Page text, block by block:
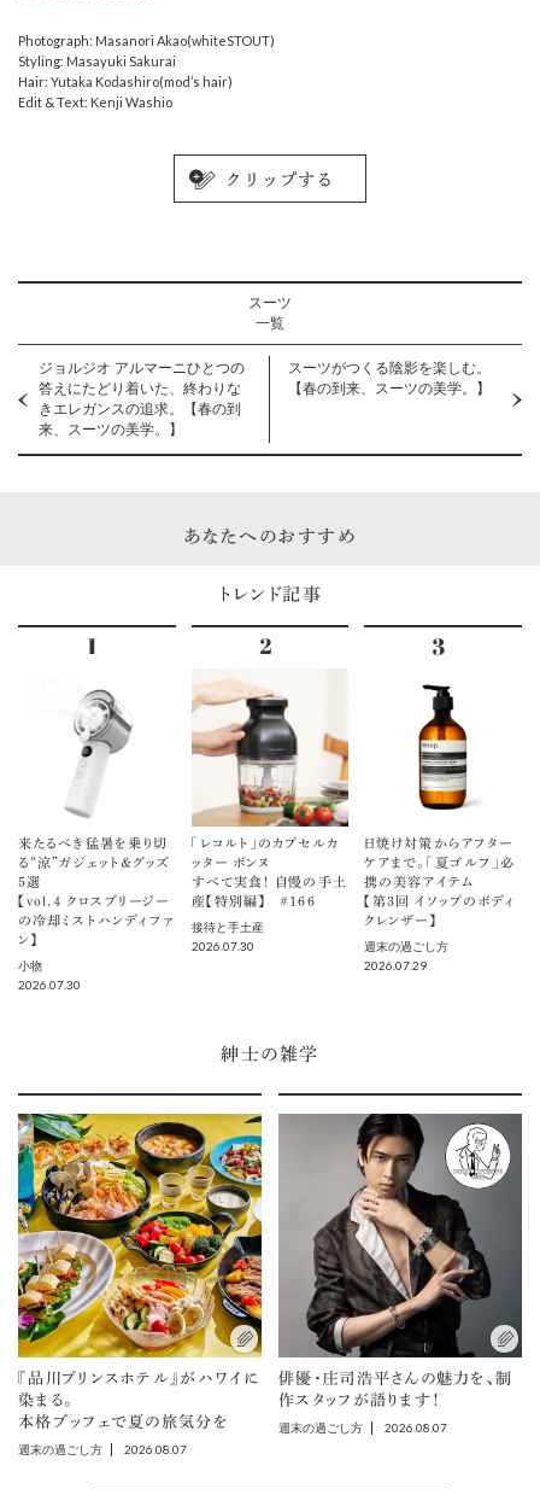
Photograph: Masanori Akao(whiteSTOUT)
Styling: Masayuki Sakurai
Hair: Yutaka Kodashiro(mod’s hair)
Edit & Text: Kenji Washio
スーツ
一覧
ジョルジオ アルマーニひとつの
答えにたどり着いた、終わりな
きエレガンスの追求。【春の到
来、スーツの美学。】
スーツがつくる陰影を楽しむ。
【春の到来、スーツの美学。】
あなたへのおすすめ
トレンド記事
来たるべき猛暑を乗り切
る“涼”ガジェット＆グッズ
5選
【vol.４ クロスブリージー
の冷却ミストハンディファ
ン】
小物
2026.07.30
「レコルト」のカプセルカ
ッター ボンヌ
すべて実食！ 自慢の手土
産【特別編】 ＃166
接待と手土産
2026.07.30
日焼け対策からアフター
ケアまで。「夏ゴルフ」必
携の美容アイテム
【第3回 イソップのボディ
クレンザー】
週末の過ごし方
2026.07.29
紳士の雑学
『品川プリンスホテル』がハワイに
染まる。
本格ブッフェで夏の旅気分を
週末の過ごし方 2026.08.07
俳優・庄司浩平さんの魅力を、制
作スタッフが語ります！
週末の過ごし方 2026.08.07